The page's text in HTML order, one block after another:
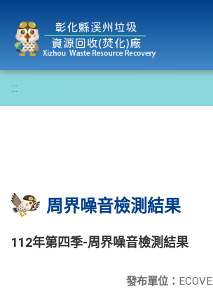
:::
周界噪音檢測結果
112年第四季-周界噪音檢測結果
發布單位： ECOVE